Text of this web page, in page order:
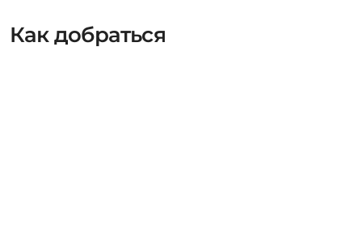
Как добраться